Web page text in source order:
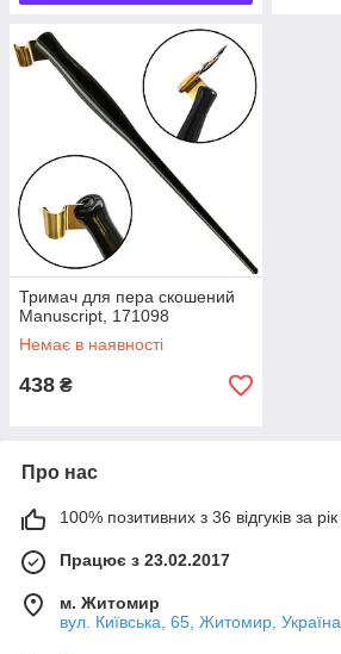
Тримач для пера скошений
Manuscript, 171098
Немає в наявності
438 ₴
Про нас
100% позитивних з 36 відгуків за рік
Працює з 23.02.2017
м. Житомир
вул. Київська, 65, Житомир, Україна